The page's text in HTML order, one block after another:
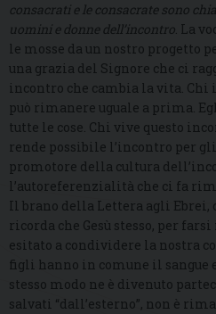
consacrati e le consacrate sono
uomini e donne dell’incontro. La
le mosse da un nostro progetto
una grazia del Signore che ci
incontro che cambia la vita. Chi
può rimanere uguale a prima.
tutte le cose. Chi vive questo
rende possibile l’incontro per
promotore della cultura
l’autoreferenzialità che ci fa
Il brano della Lettera agli Ebrei,
ricorda che Gesù stesso, per
esitato a condividere la nostra
figli hanno in comune il sangue
stesso modo ne è divenuto
salvati “dall’esterno”, non è